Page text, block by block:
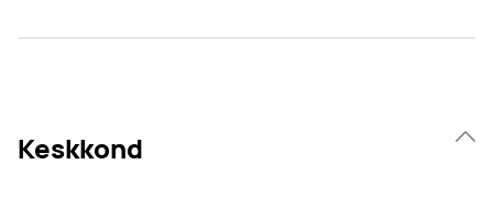
Keskkond